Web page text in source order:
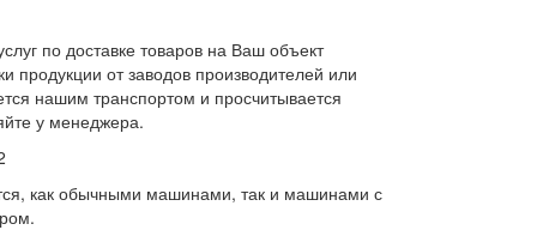
по доставке товаров на Ваш объект
от заводов производителей или
нашим транспортом и просчитывается
у менеджера.
как обычными машинами, так и машинами с